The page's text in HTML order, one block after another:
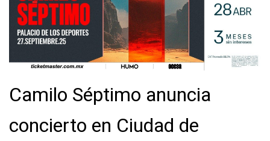
Camilo Séptimo anuncia
concierto en Ciudad de